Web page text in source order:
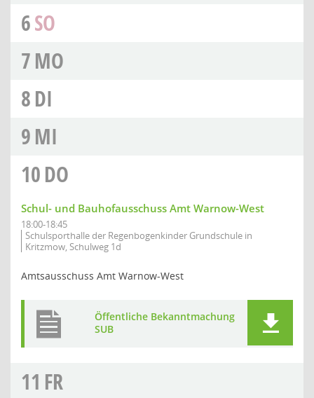
6SO
7MO
8DI
9MI
10DO
Schul- und Bauhofausschuss Amt Warnow-West
18:00-18:45
Schulsporthalle der Regenbogenkinder Grundschule in
Kritzmow, Schulweg 1d
Amtsausschuss Amt Warnow-West
Öffentliche Bekanntmachung
SUB
11 FR